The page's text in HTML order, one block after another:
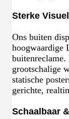
Sterke
Ons buiten
hoogwaardige
grootschalige
statische
gerichte,
Schaalbaar